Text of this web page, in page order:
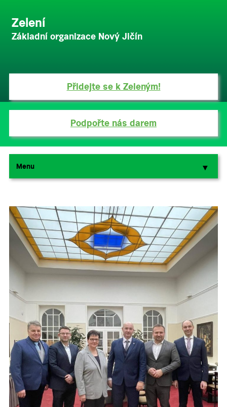
Zelení
Základní organizace Nový Jičín
Přidejte se k Zeleným!
Podpořte nás darem
Menu ▼
▼
▼
▼
▼
▼